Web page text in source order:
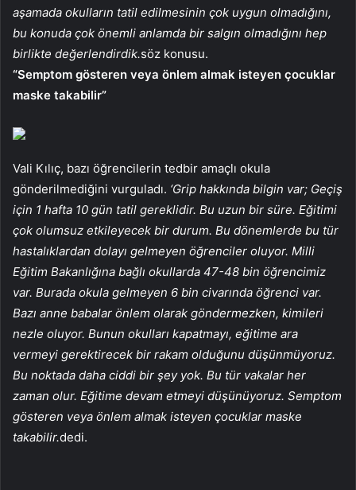
aşamada okulların tatil edilmesinin çok uygun olmadığını,
bu konuda çok önemli anlamda bir salgın olmadığını hep
birlikte değerlendirdik.söz konusu.
“Semptom gösteren veya önlem almak isteyen çocuklar
maske takabilir”
Vali Kılıç, bazı öğrencilerin tedbir amaçlı okula
gönderilmediğini vurguladı. ‘Grip hakkında bilgin var; Geçiş
için 1 hafta 10 gün tatil gereklidir. Bu uzun bir süre. Eğitimi
çok olumsuz etkileyecek bir durum. Bu dönemlerde bu tür
hastalıklardan dolayı gelmeyen öğrenciler oluyor. Milli
Eğitim Bakanlığına bağlı okullarda 47-48 bin öğrencimiz
var. Burada okula gelmeyen 6 bin civarında öğrenci var.
Bazı anne babalar önlem olarak göndermezken, kimileri
nezle oluyor. Bunun okulları kapatmayı, eğitime ara
vermeyi gerektirecek bir rakam olduğunu düşünmüyoruz.
Bu noktada daha ciddi bir şey yok. Bu tür vakalar her
zaman olur. Eğitime devam etmeyi düşünüyoruz. Semptom
gösteren veya önlem almak isteyen çocuklar maske
takabilir.dedi.